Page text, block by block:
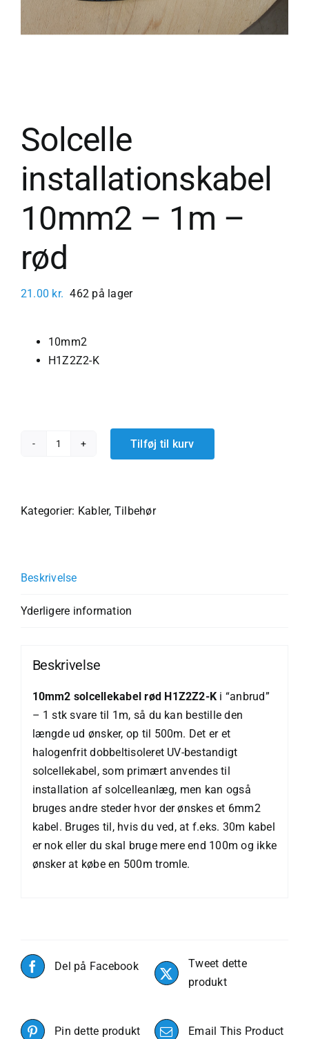
Solcelle
installationskabel
10mm2 – 1m –
rød
21.00 kr. 462 på lager
10mm2
H1Z2Z2-K
-
antal
Tilføj til kurv
Kategorier: Kabler, Tilbehør
Beskrivelse
Yderligere information
Beskrivelse
10mm2 solcellekabel rød H1Z2Z2-K i “anbrud”
– 1 stk svare til 1m, så du kan bestille den
længde ud ønsker, op til 500m. Det er et
halogenfrit dobbeltisoleret UV-bestandigt
solcellekabel, som primært anvendes til
installation af solcelleanlæg, men kan også
bruges andre steder hvor der ønskes et 6mm2
kabel. Bruges til, hvis du ved, at f.eks. 30m kabel
er nok eller du skal bruge mere end 100m og ikke
ønsker at købe en 500m tromle.
Del på Facebook
Tweet dette
produkt
Pin dette produkt Email This Product